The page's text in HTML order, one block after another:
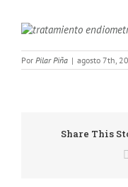
Por Pilar Piña | agosto 7th,
Share This